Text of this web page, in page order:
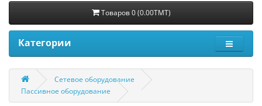
Товаров 0 (0.00TMT)
Категории
Сетевое оборудование
Пассивное оборудование